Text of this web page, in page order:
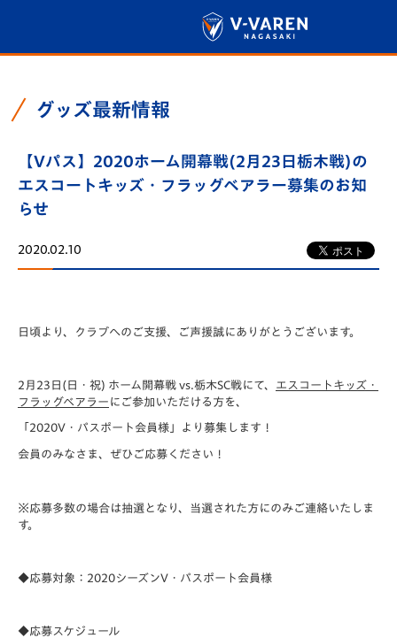
グッズ最新情報
【Vパス】2020ホーム開幕戦(2月23日栃木戦)の
エスコートキッズ・フラッグベアラー募集のお知
らせ
2020.02.10
日頃より、クラブへのご支援、 ご声援誠にありがとうございます。
2月23日(日・祝) ホーム開幕戦 vs.栃木SC戦にて、 エスコートキッズ・
フラッグベアラー にご参加いただける方を、
「2020V・パスポート会員様」より募集します！
会員のみなさま、ぜひご応募ください！
※応募多数の場合は抽選となり、 当選された方にのみご連絡いたしま
す。
◆応募対象：2020シーズンV・パスポート会員様
◆応募スケジュール